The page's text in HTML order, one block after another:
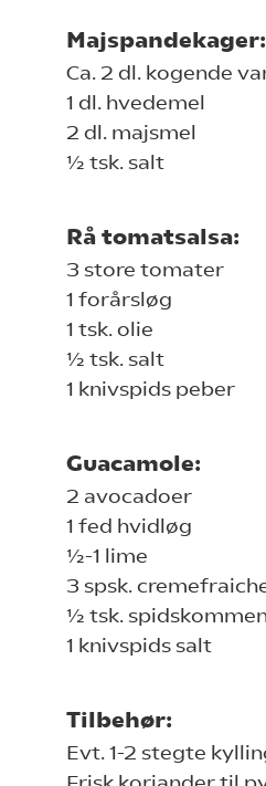
Majspandekager:
Ca. 2 dl. kogende
1 dl. hvedemel
2 dl. majsmel
½ tsk. salt
Rå tomatsalsa:
3 store tomater
1 forårsløg
1 tsk. olie
½ tsk. salt
1 knivspids peber
Guacamole:
2 avocadoer
1 fed hvidløg
½-1 lime
3 spsk.
½ tsk.
1 knivspids salt
Tilbehør:
Evt. 1-2 stegte